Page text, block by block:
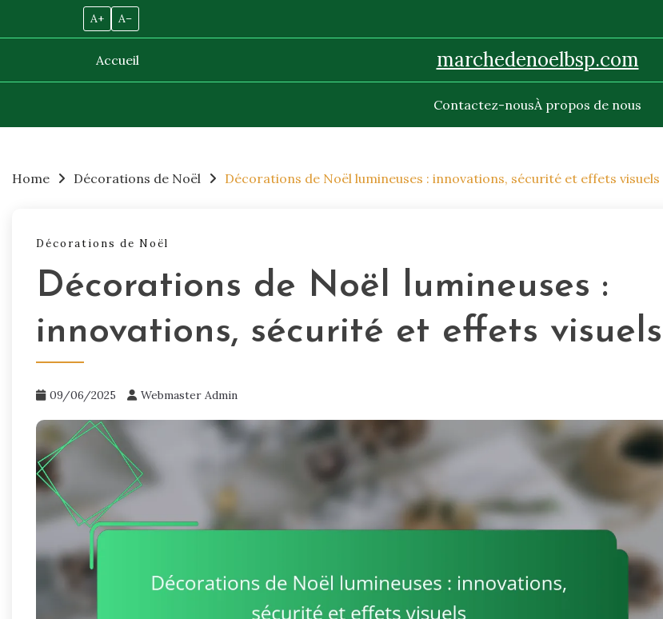
A+ A–
Accueil marchedenoelbsp.com
Contactez-nousÀ propos de nous
content
Home Décorations de Noël Décorations de Noël lumineuses : innovations, sécurité et effets visuels
Décorations de Noël
Décorations de Noël lumineuses :
innovations, sécurité et effets visuels
09/06/2025 Webmaster Admin